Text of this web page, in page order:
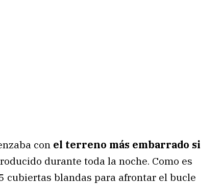
con el terreno más embarrado si
durante toda la noche. Como es
cubiertas blandas para afrontar el bucle